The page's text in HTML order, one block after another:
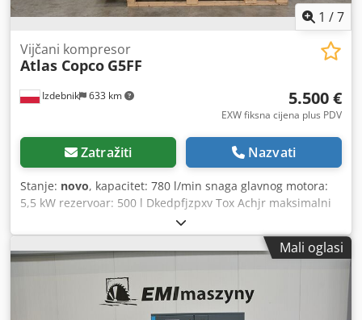
1 /7
Izdebnik 633 km
Vijčani kompresor
Atlas Copco G5FF
5.500 €
EXW fiksna cijena plus PDV
Zatražiti Nazvati
Stanje: novo, kapacitet: 780 l/min snaga glavnog motora:
5,5 kW rezervoar: 500 l Dkedpfjzpxv Tox Achjr maksimalni
radni tlak: 10,0 atm ugrađeni hladnjak elektroničko
podešavanje radnih parametara kompresora ispunjava CE
norme godina proizvodnje: 2025. – NOVO
Mali oglasi